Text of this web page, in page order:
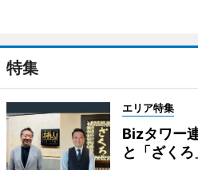
特集
エリア特集
Bizタワー
と「ざく